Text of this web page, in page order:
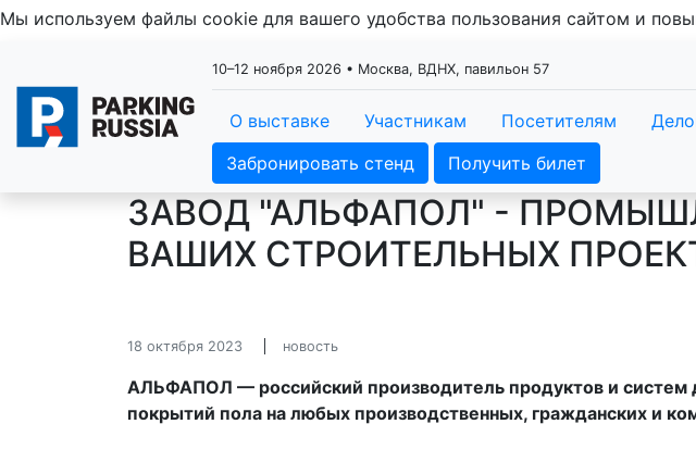
Мы используем файлы cookie для вашего удобства пользования сайтом и
10–12 ноября 2026 • Москва, ВДНХ, павильон 57
О выставке Участникам Посетителям
Забронировать стенд
Получить билет
ЗАВОД "АЛЬФАПОЛ" -
ВАШИХ СТРОИТЕЛЬНЫХ
18 октября 2023 новость
АЛЬФАПОЛ — российский производитель продуктов и систем
покрытий пола на любых производственных, гражданских и